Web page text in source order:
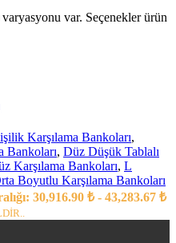
var. Seçenekler ürün
Karşılama Bankoları,
Bankoları, Düz Düşük Tablalı
Karşılama Bankoları, L
Boyutlu Karşılama Bankoları
30,916.90 ₺ - 43,283.67 ₺